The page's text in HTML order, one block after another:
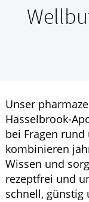
GESUND IM
HOMÖOPATHIE
Unser
Hasselbrook-
bei Fragen
kombinieren
Wissen und
rezeptfrei und
schnell, günstig